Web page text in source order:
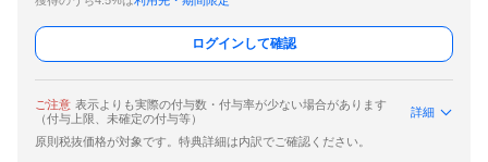
ログインして確認
ご注意 表示よりも実際の付与数・付与率が少ない場合があります
（付与上限、未確定の付与等）
詳細
原則税抜価格が対象です。特典詳細は内訳でご確認ください。